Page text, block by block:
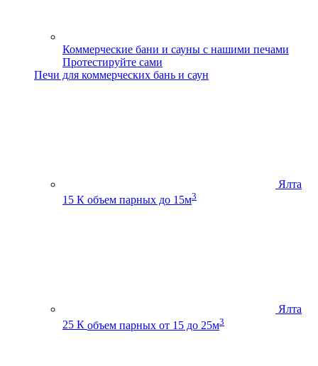
Коммерческие бани и сауны с нашими печами
Протестируйте сами
Печи для коммерческих бань и саун
Ялта
15 К объем парных до 15м3
Ялта
25 К объем парных от 15 до 25м3